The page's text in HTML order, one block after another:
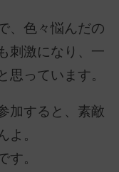
、色々悩んだの
刺激になり、一
思っています。
加すると、素敵
よ。
す。